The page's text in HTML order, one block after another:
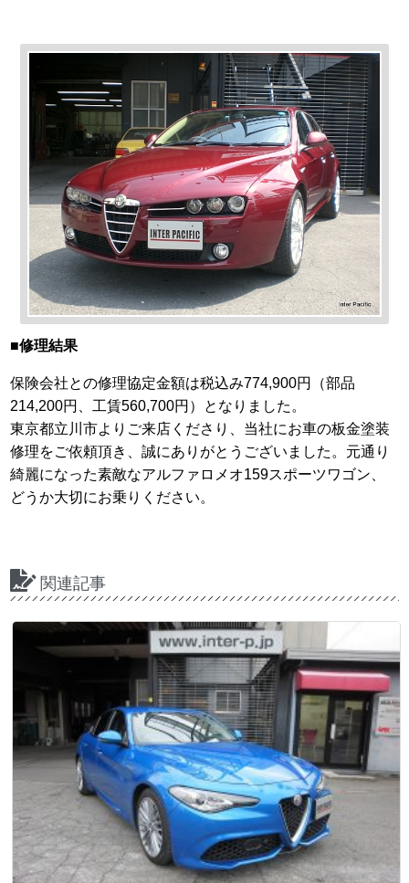
■修理結果
保険会社との修理協定金額は税込み774,900円（部品
214,200円、工賃560,700円）となりました。
東京都立川市よりご来店くださり、当社にお車の板金塗装
修理をご依頼頂き、誠にありがとうございました。元通り
綺麗になった素敵なアルファロメオ159スポーツワゴン、
どうか大切にお乗りください。
関連記事